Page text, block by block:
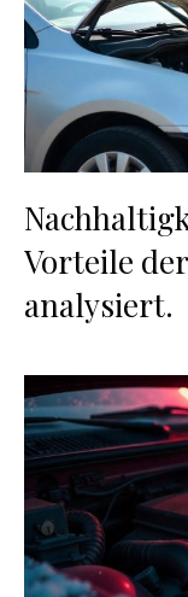
Vorteile
analysiert.